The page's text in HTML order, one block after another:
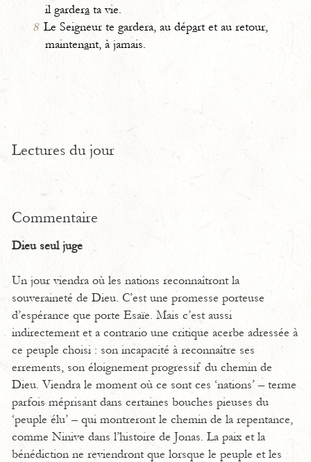
il garderata vie.
8 Le Seigneur te gardera, au départ et au retour,
maintenant, à jamais.
Lectures du jour
Commentaire
Dieu seul juge
Un jour viendra où les nations reconnaîtront la
souveraineté de Dieu. C’est une promesse porteuse
d’espérance que porte Esaïe. Mais c’est aussi
indirectement et a contrario une critique acerbe adressée à
ce peuple choisi : son incapacité à reconnaître ses
errements, son éloignement progressif du chemin de
Dieu. Viendra le moment où ce sont ces ‘nations’ – terme
parfois méprisant dans certaines bouches pieuses du
‘peuple élu’ – qui montreront le chemin de la repentance,
comme Ninive dans l’histoire de Jonas. La paix et la
bénédiction ne reviendront que lorsque le peuple et les